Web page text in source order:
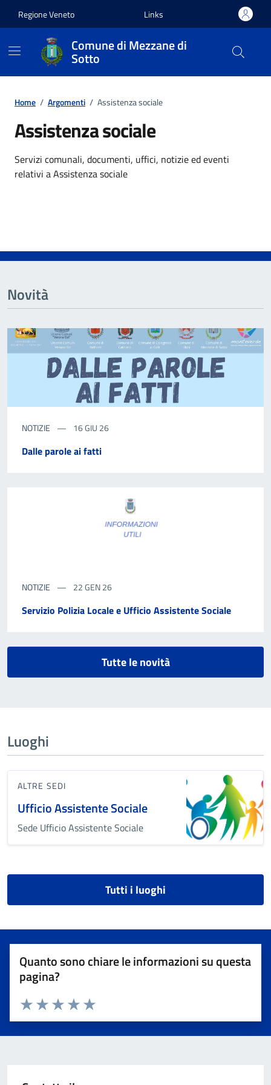
Regione Veneto Links
Comune di Mezzane di
Sotto
Home / Argomenti / Assistenza sociale
Assistenza sociale
Dettagli dell'argomento
Servizi comunali, documenti, uffici, notizie ed eventi
relativi a Assistenza sociale
Novità
NOTIZIE 16 GIU 26
Dalle parole ai fatti
NOTIZIE 22 GEN 26
Servizio Polizia Locale e Ufficio Assistente Sociale
Tutte le novità
Luoghi
ALTRE SEDI
Ufficio Assistente Sociale
Sede Ufficio Assistente Sociale
Tutti i luoghi
Quanto sono chiare le informazioni su questa
pagina?
Valuta 5 stelle su 5
Valuta 4 stelle su 5
Valuta 3 stelle su 5
Valuta 2 stelle su 5
Valuta 1 stelle su 5